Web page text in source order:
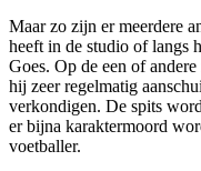
Maar zo zijn er meerdere
heeft in de studio of langs
Goes. Op de een of
hij zeer regelmatig
verkondigen. De spits
er bijna karaktermoord
voetballer.